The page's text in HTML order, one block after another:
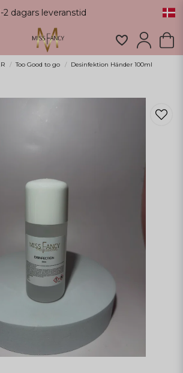
2 dagars leveranstid
Too Good to go Desinfektion Händer 100ml